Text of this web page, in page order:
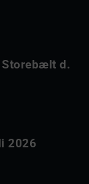
Storebælt d.
2026